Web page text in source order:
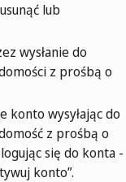
lub
wysłanie do
z prośbą o
konto wysyłając do
z prośbą o
się do konta -
konto”.